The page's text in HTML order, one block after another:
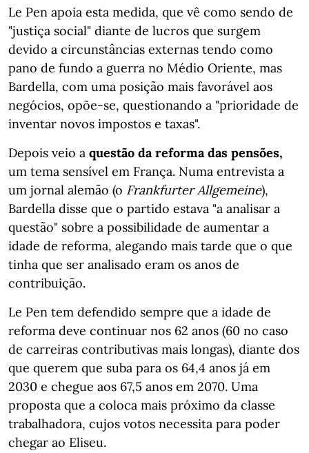
Le Pen apoia esta medida, que vê como sendo de
"justiça social" diante de lucros que surgem
devido a circunstâncias externas tendo como
pano de fundo a guerra no Médio Oriente, mas
Bardella, com uma posição mais favorável aos
negócios, opõe-se, questionando a "prioridade de
inventar novos impostos e taxas".
Depois veio a questão da reforma das pensões,
um tema sensível em França. Numa entrevista a
um jornal alemão (o Frankfurter Allgemeine),
Bardella disse que o partido estava "a analisar a
questão" sobre a possibilidade de aumentar a
idade de reforma, alegando mais tarde que o que
tinha que ser analisado eram os anos de
contribuição.
Le Pen tem defendido sempre que a idade de
reforma deve continuar nos 62 anos (60 no caso
de carreiras contributivas mais longas), diante dos
que querem que suba para os 64,4 anos já em
2030 e chegue aos 67,5 anos em 2070. Uma
proposta que a coloca mais próximo da classe
trabalhadora, cujos votos necessita para poder
chegar ao Eliseu.